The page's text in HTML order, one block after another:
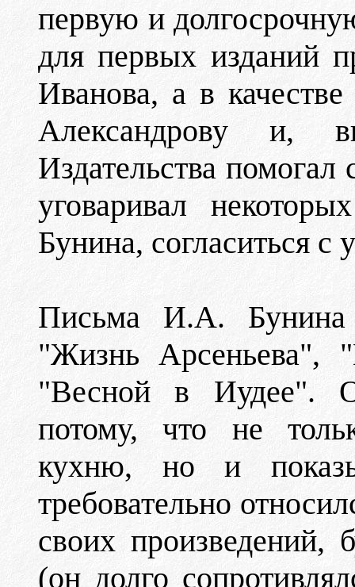
первую и
для первых изданий
Иванова, а в
Александрову и,
Издательства
уговаривал
Бунина, согласиться с
Письма И.А. Бунина
"Жизнь Арсеньева",
"Весной в Иудее".
потому, что не
кухню, но и
требовательно
своих произведений,
(он долго